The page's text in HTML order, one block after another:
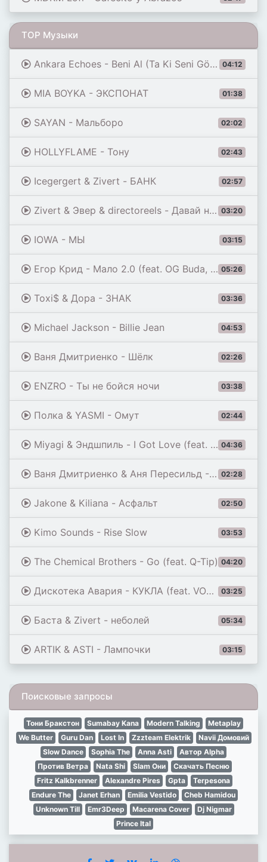
TOP Музыки
04:12
Ankara Echoes - Beni Al (Ta Ki Seni Görene Kadar) [Beni Al Afro House Remix]
01:38
MIA BOYKA - ЭКСПОНАТ
02:02
SAYAN - Мальборо
02:43
HOLLYFLAME - Тону
02:57
Icegergert & Zivert - БАНК
03:20
Zivert & Эвер & directoreels - Давай на самый верх
03:15
IOWA - МЫ
05:26
Егор Крид - Мало 2.0 (feat. OG Buda, Toxi$, Мэйби Бэйби, Baby Cute, Дора, madk1d & тёмный принц)
03:36
Toxi$ & Дора - ЗНАК
04:53
Michael Jackson - Billie Jean
02:26
Ваня Дмитриенко - Шёлк
03:38
ENZRO - Ты не бойся ночи
02:44
Полка & YASMI - Омут
04:36
Miyagi & Эндшпиль - I Got Love (feat. Рем Дигга)
02:28
Ваня Дмитриенко & Аня Пересильд - Силуэт (из к/ф «Алиса в Стране Чудес»)
02:50
Jakone & Kiliana - Асфальт
03:53
Kimo Sounds - Rise Slow
04:20
The Chemical Brothers - Go (feat. Q-Tip)
03:25
Дискотека Авария - КУКЛА (feat. VONAMOUR) [Remix 2026]
05:34
Баста & Zivert - неболей
03:15
ARTIK & ASTI - Лампочки
Поисковые запросы
Тони Бракстон Sumabay Kana Modern Talking
Metaplay
We Butter
Guru Dan Lost In Zzzteam Elektrik
Navii Домовий
Slow Dance
Sophia The Anna Asti
Автор Alpha
Против Ветра
Nata Shi Slam Они
Скачать Песню
Fritz Kalkbrenner
Alexandre Pires Gpta
Terpesona
Endure The
Janet Erhan Emilia Vestido
Cheb Hamidou
Unknown Till
Emr3Deep Macarena Cover
Dj Nigmar
Prince Ital